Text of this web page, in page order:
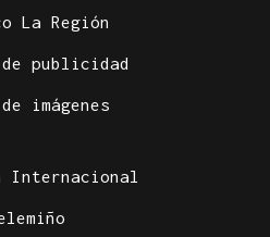
La Región
publicidad
imágenes
Internacional